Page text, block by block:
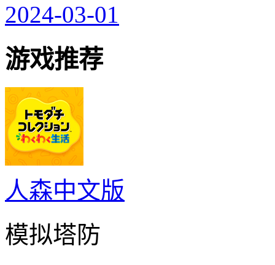
2024-03-01
游戏推荐
人森中文版
模拟塔防